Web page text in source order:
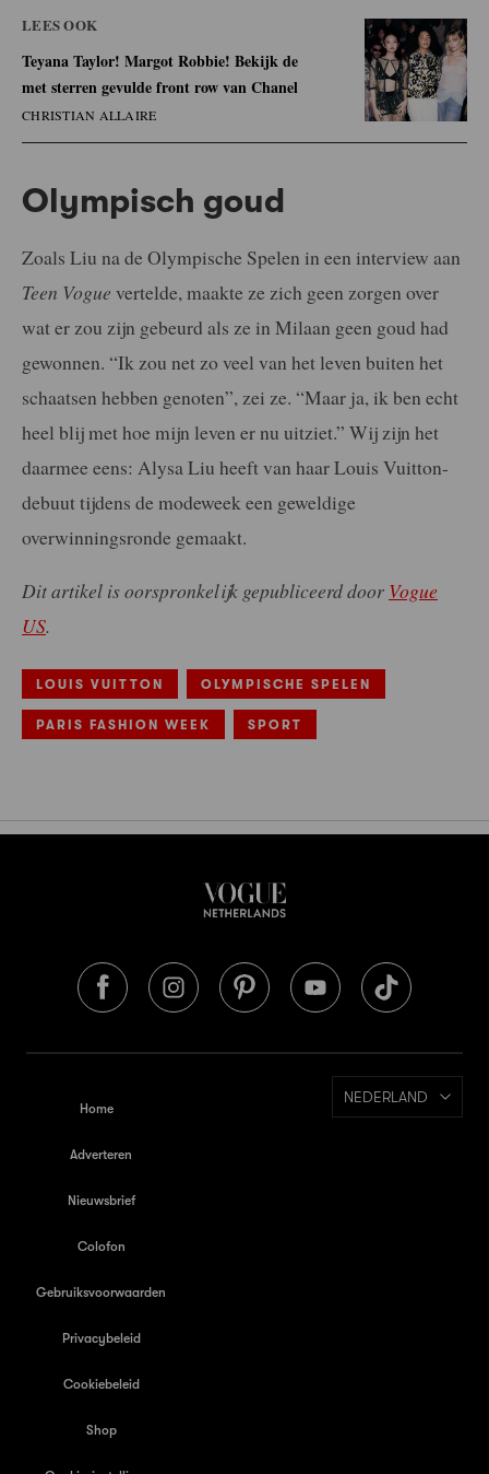
LEES OOK
Teyana Taylor! Margot Robbie! Bekijk de
met sterren gevulde front row van Chanel
CHRISTIAN ALLAIRE
Olympisch goud
Zoals Liu na de Olympische Spelen in een interview aan
Teen Vogue vertelde, maakte ze zich geen zorgen over
wat er zou zijn gebeurd als ze in Milaan geen goud had
gewonnen. “Ik zou net zo veel van het leven buiten het
schaatsen hebben genoten”, zei ze. “Maar ja, ik ben echt
heel blij met hoe mijn leven er nu uitziet.” Wij zijn het
daarmee eens: Alysa Liu heeft van haar Louis Vuitton-
debuut tijdens de modeweek een geweldige
overwinningsronde gemaakt.
Dit artikel is oorspronkelijk gepubliceerd door Vogue
US.
LOUIS VUITTON OLYMPISCHE SPELEN
PARIS FASHION WEEK SPORT
Home
Adverteren
Nieuwsbrief
Colofon
Gebruiksvoorwaarden
Privacybeleid
Cookiebeleid
Shop
NEDERLAND